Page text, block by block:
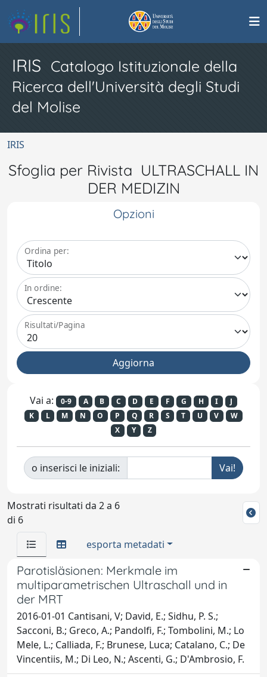
IRIS Catalogo Istituzionale della
Ricerca dell'Università degli Studi
del Molise
IRIS
Sfoglia per Rivista ULTRASCHALL IN
DER MEDIZIN
Opzioni
Ordina per:
In ordine:
Risultati/Pagina
Vai a: 0-9 A B C D E F G H I
J
K
L M N O P Q R S T U V
W
X
Y Z
o inserisci le iniziali:
Mostrati risultati da 2 a 6
di 6
esporta metadati
Parotisläsionen: Merkmale im
multiparametrischen Ultraschall und in
der MRT
2016-01-01 Cantisani, V; David, E.; Sidhu, P. S.;
Sacconi, B.; Greco, A.; Pandolfi, F.; Tombolini, M.; Lo
Mele, L.; Calliada, F.; Brunese, Luca; Catalano, C.; De
Vincentiis, M.; Di Leo, N.; Ascenti, G.; D'Ambrosio, F.